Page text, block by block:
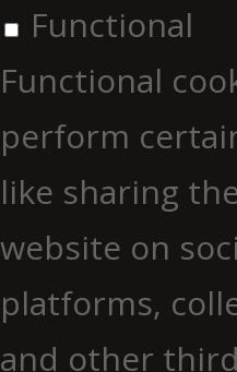
Functional
Functional
perform
like sharing
website on
platforms,
and other